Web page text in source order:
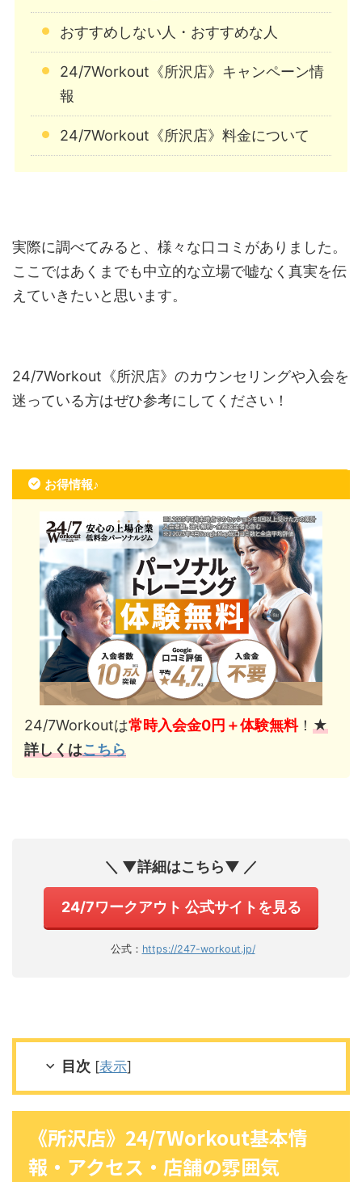
おすすめしない人・おすすめな人
24/7Workout《所沢店》キャンペーン情
報
24/7Workout《所沢店》料金について
実際に調べてみると、様々な口コミがありました。
ここではあくまでも中立的な立場で嘘なく真実を伝
えていきたいと思います。
24/7Workout《所沢店》のカウンセリングや入会を
迷っている方はぜひ参考にしてください！
お得情報♪
24/7Workoutは常時入会金0円＋体験無料！ ★
詳しくはこちら
＼ ▼詳細はこちら▼ ／
24/7ワークアウト 公式サイトを見る
公式： https://247-workout.jp/
目次 [表示]
《所沢店》24/7Workout基本情
報・アクセス・店舗の雰囲気